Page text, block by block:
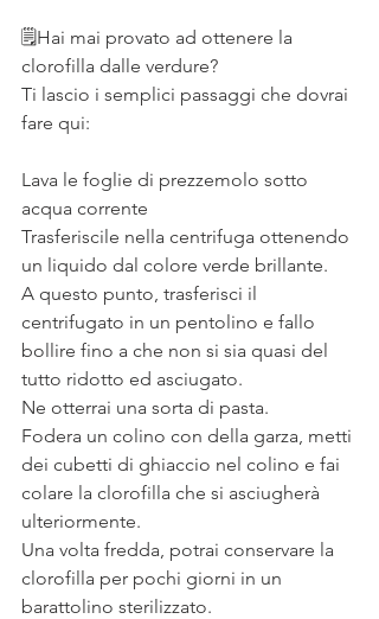
🗒Hai mai provato ad ottenere la
clorofilla dalle verdure?
Ti lascio i semplici passaggi che dovrai
fare qui:
Lava le foglie di prezzemolo sotto
acqua corrente
Trasferiscile nella centrifuga ottenendo
un liquido dal colore verde brillante.
A questo punto, trasferisci il
centrifugato in un pentolino e fallo
bollire fino a che non si sia quasi del
tutto ridotto ed asciugato.
Ne otterrai una sorta di pasta.
Fodera un colino con della garza, metti
dei cubetti di ghiaccio nel colino e fai
colare la clorofilla che si asciugherà
ulteriormente.
Una volta fredda, potrai conservare la
clorofilla per pochi giorni in un
barattolino sterilizzato.